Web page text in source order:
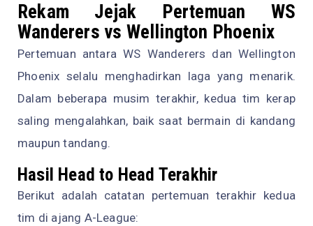
Rekam Jejak Pertemuan WS
Wanderers vs Wellington Phoenix
Pertemuan antara WS Wanderers dan Wellington
Phoenix selalu menghadirkan laga yang menarik.
Dalam beberapa musim terakhir, kedua tim kerap
saling mengalahkan, baik saat bermain di kandang
maupun tandang.
Hasil Head to Head Terakhir
Berikut adalah catatan pertemuan terakhir kedua
tim di ajang A-League: